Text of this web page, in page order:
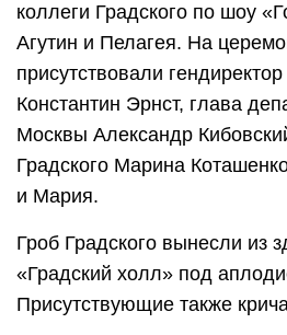
коллеги Градского по шоу
Агутин и Пелагея. На
присутствовали
Константин Эрнст, глава
Москвы Александр
Градского Марина
и Мария.
Гроб Градского вынесли из
«Градский холл» под
Присутствующие также